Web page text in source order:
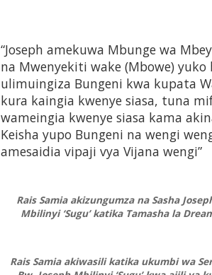
“Joseph amekuwa Mbunge wa
na Mwenyekiti wake (Mbowe)
ulimuingiza Bungeni kwa kupata
kura kaingia kwenye siasa, tuna
wameingia kwenye siasa kama
Keisha yupo Bungeni na wengi
amesaidia vipaji vya Vijana wengi”
Rais Samia akizungumza na Sasha
Mbilinyi ‘Sugu’ katika Tamasha la
Rais Samia akiwasili katika ukumbi wa